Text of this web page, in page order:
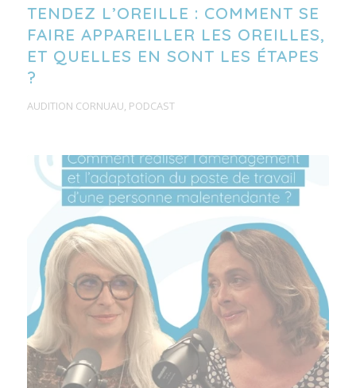
TENDEZ L’OREILLE : COMMENT SE
FAIRE APPAREILLER LES OREILLES,
ET QUELLES EN SONT LES ÉTAPES
?
AUDITION CORNUAU PODCAST